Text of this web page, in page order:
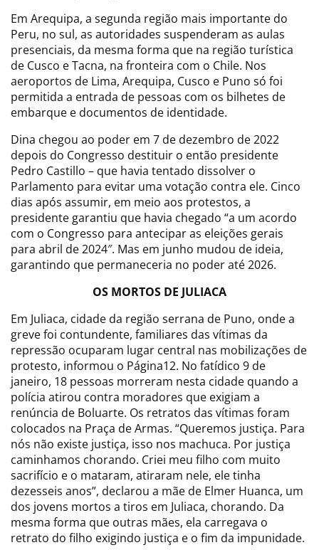
Em Arequipa, a segunda região mais importante do
Peru, no sul, as autoridades suspenderam as aulas
presenciais, da mesma forma que na região turística
de Cusco e Tacna, na fronteira com o Chile. Nos
aeroportos de Lima, Arequipa, Cusco e Puno só foi
permitida a entrada de pessoas com os bilhetes de
embarque e documentos de identidade.
Dina chegou ao poder em 7 de dezembro de 2022
depois do Congresso destituir o então presidente
Pedro Castillo – que havia tentado dissolver o
Parlamento para evitar uma votação contra ele. Cinco
dias após assumir, em meio aos protestos, a
presidente garantiu que havia chegado “a um acordo
com o Congresso para antecipar as eleições gerais
para abril de 2024″. Mas em junho mudou de ideia,
garantindo que permaneceria no poder até 2026.
OS MORTOS DE JULIACA
Em Juliaca, cidade da região serrana de Puno, onde a
greve foi contundente, familiares das vítimas da
repressão ocuparam lugar central nas mobilizações de
protesto, informou o Página12. No fatídico 9 de
janeiro, 18 pessoas morreram nesta cidade quando a
polícia atirou contra moradores que exigiam a
renúncia de Boluarte. Os retratos das vítimas foram
colocados na Praça de Armas. “Queremos justiça. Para
nós não existe justiça, isso nos machuca. Por justiça
caminhamos chorando. Criei meu filho com muito
sacrifício e o mataram, atiraram nele, ele tinha
dezesseis anos”, declarou a mãe de Elmer Huanca, um
dos jovens mortos a tiros em Juliaca, chorando. Da
mesma forma que outras mães, ela carregava o
retrato do filho exigindo justiça e o fim da impunidade.